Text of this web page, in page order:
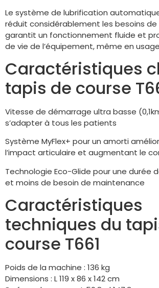
Le système de lubrification
réduit considérablement les besoins de
garantit un fonctionnement fluide et
de vie de l’équipement, même en
Caractéristiques
tapis de course
Vitesse de démarrage ultra basse
s’adapter à tous les patients
Système MyFlex+ pour un amorti
l’impact articulaire et augmentant le
Technologie Eco-Glide pour une durée
et moins de besoin de maintenance
Caractéristiques
techniques du
course T661
Poids de la machine : 136 kg
Dimensions : L 119 x 86 x 142 cm